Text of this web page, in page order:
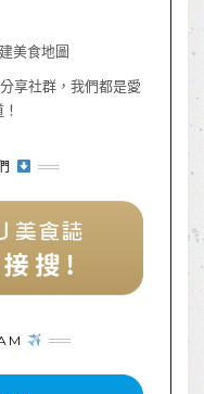
美食地圖
享社群，我們都是愛